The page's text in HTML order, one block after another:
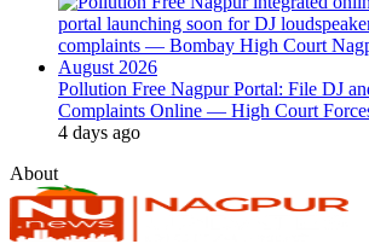
Pollution Free Nagpur Portal: File DJ
Complaints Online — High Court
4 days ago
About